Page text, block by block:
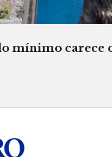
mínimo carece